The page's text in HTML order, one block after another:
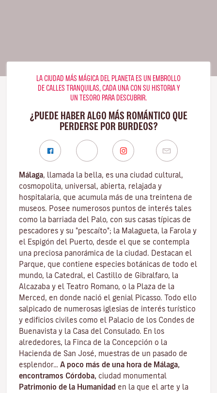
LA CIUDAD MÁS MÁGICA DEL PLANETA ES UN EMBROLLO
DE CALLES TRANQUILAS, CADA UNA CON SU HISTORIA Y
UN TESORO PARA DESCUBRIR.
¿PUEDE HABER ALGO MÁS ROMÁNTICO QUE
PERDERSE POR BURDEOS?
Málaga, llamada la bella, es una ciudad cultural,
cosmopolita, universal, abierta, relajada y
hospitalaria, que acumula más de una treintena de
museos. Posee numerosos puntos de interés tales
como la barriada del Palo, con sus casas típicas de
pescadores y su "pescaíto"; la Malagueta, la Farola y
el Espigón del Puerto, desde el que se contempla
una preciosa panorámica de la ciudad. Destacan el
Parque, que contiene especies botánicas de todo el
mundo, la Catedral, el Castillo de Gibralfaro, la
Alcazaba y el Teatro Romano, o la Plaza de la
Merced, en donde nació el genial Picasso. Todo ello
salpicado de numerosas iglesias de interés turístico
y edificios civiles como el Palacio de los Condes de
Buenavista y la Casa del Consulado. En los
alrededores, la Finca de la Concepción o la
Hacienda de San José, muestras de un pasado de
esplendor… A poco más de una hora de Málaga,
encontramos Córdoba, ciudad monumental
Patrimonio de la Humanidad en la que el arte y la